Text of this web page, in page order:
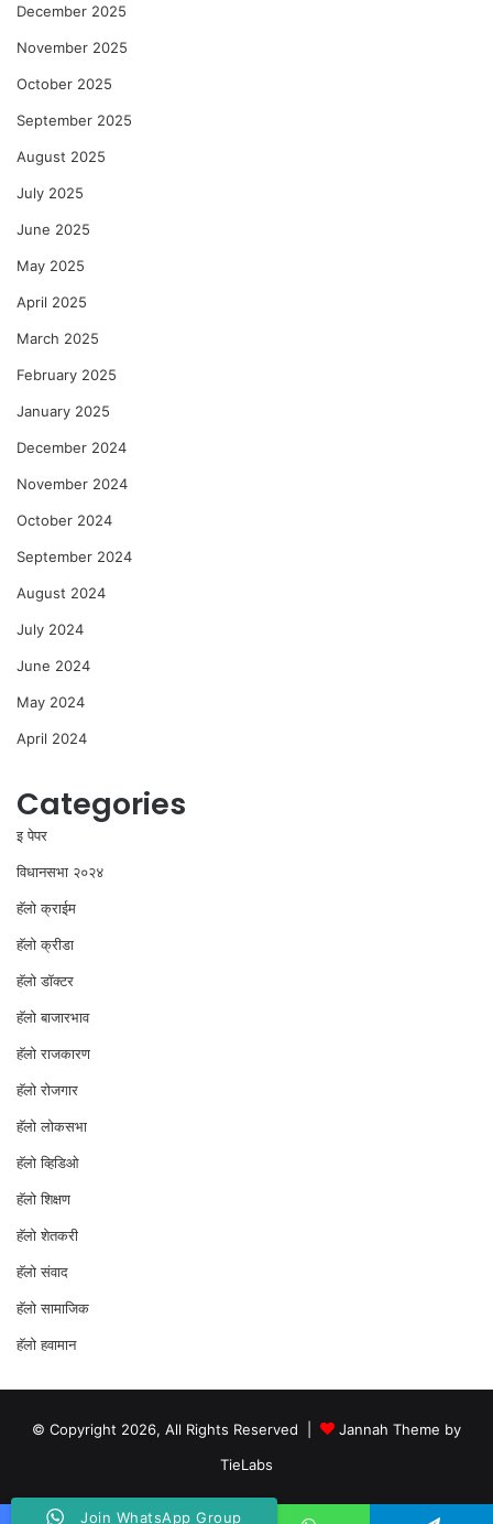
December 2025
November 2025
October 2025
September 2025
August 2025
July 2025
June 2025
May 2025
April 2025
March 2025
February 2025
January 2025
December 2024
November 2024
October 2024
September 2024
August 2024
July 2024
June 2024
May 2024
April 2024
Categories
इ पेपर
विधानसभा २०२४
⁠हॅलो क्राईम
हॅलो क्रीडा
हॅलो डॉक्टर
हॅलो बाजारभाव
हॅलो राजकारण
⁠हॅलो रोजगार
हॅलो लोकसभा
⁠हॅलो व्हिडिओ
हॅलो शिक्षण
⁠हॅलो शेतकरी
⁠हॅलो संवाद
हॅलो सामाजिक
हॅलो हवामान
© Copyright 2026, All Rights Reserved |
Jannah Theme by
TieLabs
Join WhatsApp Group